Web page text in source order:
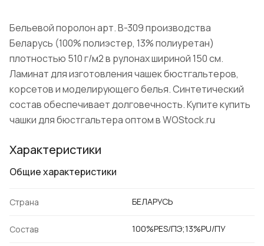
Бельевой поролон арт. B-309 производства
Беларусь (100% полиэстер, 13% полиуретан)
плотностью 510 г/м2 в рулонах шириной 150 см.
Ламинат для изготовления чашек бюстгальтеров,
корсетов и моделирующего белья. Синтетический
состав обеспечивает долговечность. Купите купить
чашки для бюстгальтера оптом в WOStock.ru
Характеристики
Общие характеристики
Страна БЕЛАРУСЬ
Состав 100%PES/ПЭ;13%PU/ПУ